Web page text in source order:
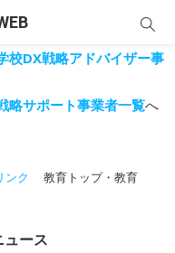
校DX戦略アドバイザー事
略サポート事業者一覧へ
ンク
教育トップ・教育
ース